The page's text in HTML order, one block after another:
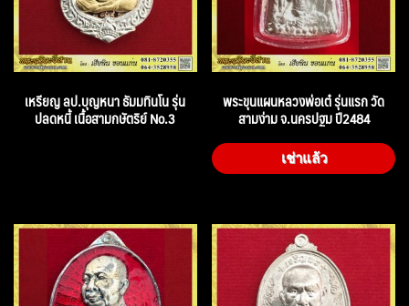
เหรียญ ลป.บุญหนา ธัมมทินโน รุ่น
ปลดหนี้ เนื้อสามกษัตริย์ No.3
พระขุนแผนหลวงพ่อเต๋ รุ่นแรก วัด
สามง่าม จ.นครปฐม ปี2484
เช่าแล้ว